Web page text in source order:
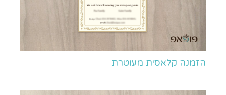
הזמנה קלאסית מעוטרת